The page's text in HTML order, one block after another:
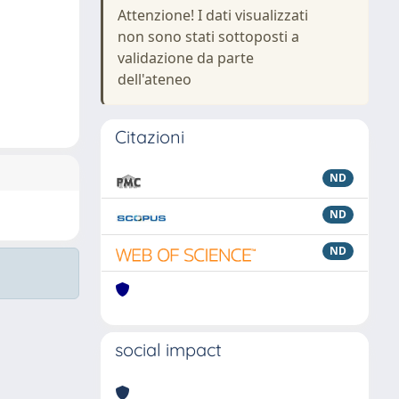
Attenzione! I dati visualizzati
non sono stati sottoposti a
validazione da parte
dell'ateneo
Citazioni
ND
ND
ND
social impact